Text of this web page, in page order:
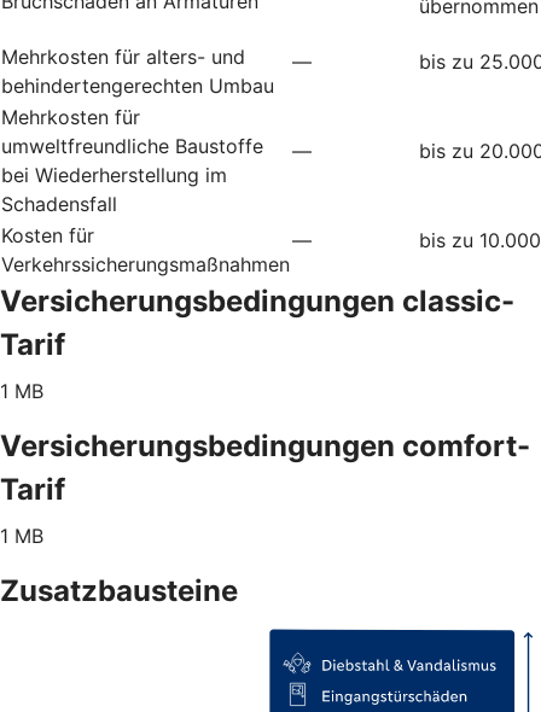
übernommen
Mehrkosten für alters- und
behindertengerechten Umbau
— bis zu
Mehrkosten für
umweltfreundliche Baustoffe
bei Wiederherstellung im
Schadensfall
— bis zu
Kosten für
Verkehrssicherungsmaßnahmen
— bis zu
Versicherungsbedingungen classic-
Tarif
1 MB
Versicherungsbedingungen comfort-
Tarif
1 MB
Zusatzbausteine